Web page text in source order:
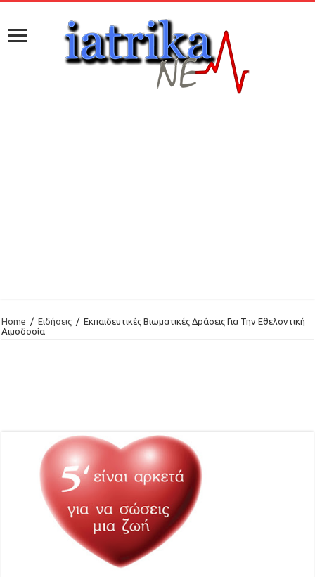
Home / Ειδήσεις / Εκπαιδευτικές Βιωματικές Δράσεις Για Την Εθελοντική
Αιμοδοσία